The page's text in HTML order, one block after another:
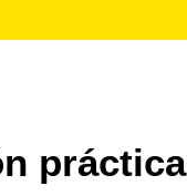
práctica